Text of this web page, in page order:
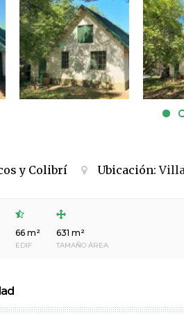
y Colibrí Ubicación:
66 m²
EDIF
631 m²
TAMAÑO ÁREA